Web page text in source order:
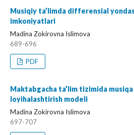
Musiqiy ta’limda differensial
imkoniyatlari
Madina Zokirovna Islimova
689-696
PDF
Maktabgacha ta’lim tizimida
loyihalashtirish modeli
Madina Zokirovna Islimova
697-707